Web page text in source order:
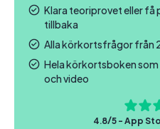
Klara teoriprovet eller få
tillbaka
Alla körkortsfrågor från
Hela körkortsboken
och video
4.8/5 - App